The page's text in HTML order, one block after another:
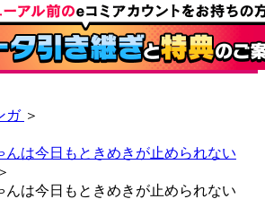
ガ ＞
んは今日もときめきが止められない
＞
んは今日もときめきが止められない